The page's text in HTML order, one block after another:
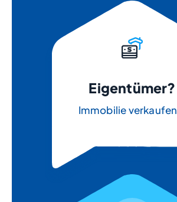
Eigentümer?
Immobilie verkaufen